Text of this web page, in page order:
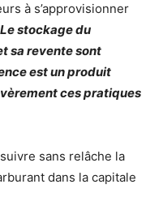
à s’approvisionner
stockage du
sa revente sont
est un produit
ces pratiques
sans relâche la
dans la capitale